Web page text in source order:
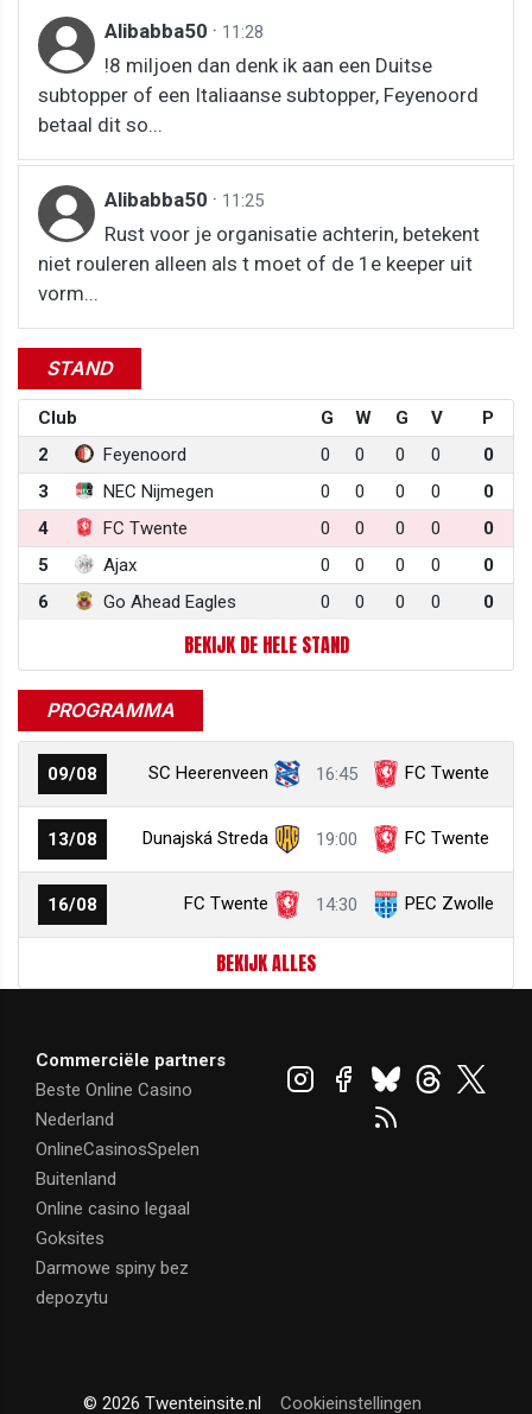
Alibabba50 · 11:28
!8 miljoen dan denk ik aan een Duitse
subtopper of een Italiaanse subtopper, Feyenoord
betaal dit so...
Alibabba50 · 11:25
Rust voor je organisatie achterin, betekent
niet rouleren alleen als t moet of de 1e keeper uit
vorm...
STAND
Club G W G V
P
2
Feyenoord 0 0 0 0
0
3
NEC Nijmegen 0 0 0 0
0
4
FC Twente 0 0 0 0
0
5
Ajax 0 0 0 0
0
6
Go Ahead Eagles 0 0 0 0 0
BEKIJK DE HELE STAND
PROGRAMMA
09/08 SC Heerenveen 16:45 FC Twente
13/08 Dunajská Streda 19:00 FC Twente
16/08 FC Twente 14:30 PEC Zwolle
BEKIJK ALLES
Commerciële partners
Beste Online Casino
Nederland
OnlineCasinosSpelen
Buitenland
Online casino legaal
Goksites
Darmowe spiny bez
depozytu
© 2026 Twenteinsite.nl Cookieinstellingen